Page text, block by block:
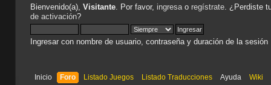
Bienvenido(a), Visitante. Por favor, ingresao regístrate. ¿Perdiste
de activación?
Ingresar con nombre de usuario, contraseña y duración de la sesión
Inicio Foro Listado Juegos Listado Traducciones Ayuda Wiki